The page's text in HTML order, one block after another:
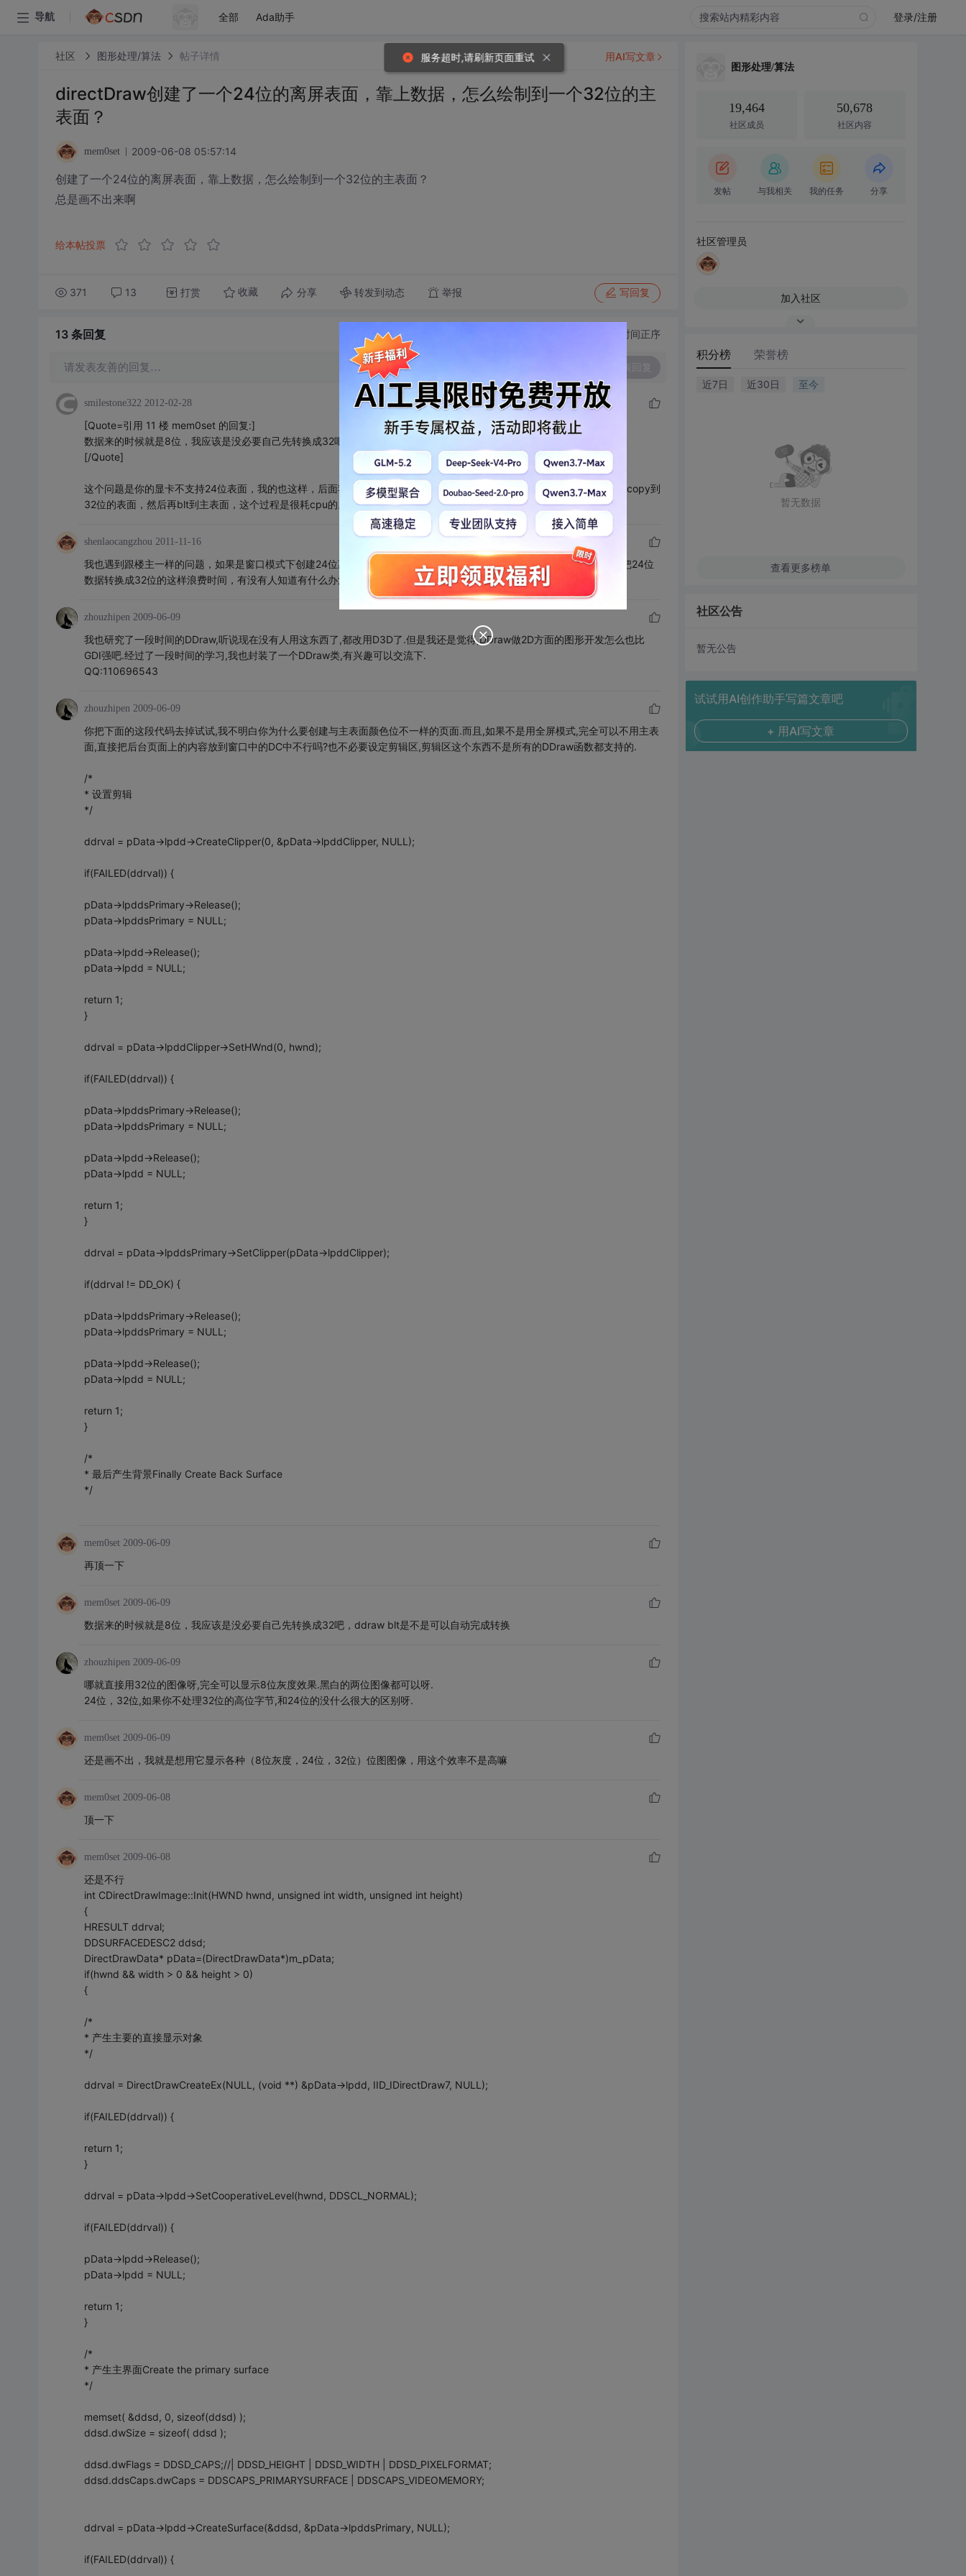
导航 全部 Ada助手 登录/注册
社区 图形处理/算法 帖子详情
directDraw创建了一个24位的离屏表面，靠上数据，怎么绘制到一个32位的主
表面？
mem0set 2009-06-08 05:57:14
创建了一个24位的离屏表面，靠上数据，怎么绘制到一个32位的主表面？
总是画不出来啊
给本帖投票
371 13 打赏 收藏 分享 转发到动态 举报 写回复
用AI写文章
13 条回复 切换为时间正序
请发表友善的回复…
smilestone322 2012-02-28
[Quote=引用 11 楼 mem0set 的回复:]
数据来的时候就是8位，我应该是没必要自己先转换成32吧，ddraw blt是不是可以自动完成转换
[/Quote]
这个问题是你的显卡不支持24位表面，我的也这样，后面我将它改成32位表面，能创建成功，但是后面将RGB24 位的数据copy到
32位的表面，然后再blt到主表面，这个过程是很耗cpu的。还不如直接用GDI显示、
shenlaocangzhou 2011-11-16
我也遇到跟楼主一样的问题，如果是窗口模式下创建24位离屏表面，blt到主表面的话显示不支持此项操作，可是我又不想把24位
数据转换成32位的这样浪费时间，有没有人知道有什么办法可以解决？
zhouzhipen 2009-06-09
我也研究了一段时间的DDraw,听说现在没有人用这东西了,都改用D3D了.但是我还是觉得,DDraw做2D方面的图形开发怎么也比
GDI强吧.经过了一段时间的学习,我也封装了一个DDraw类,有兴趣可以交流下.
QQ:110696543
zhouzhipen 2009-06-09
你把下面的这段代码去掉试试,我不明白你为什么要创建与主表面颜色位不一样的页面.而且,如果不是用全屏模式,完全可以不用主表
面,直接把后台页面上的内容放到窗口中的DC中不行吗?也不必要设定剪辑区,剪辑区这个东西不是所有的DDraw函数都支持的.
/*
* 设置剪辑
*/
ddrval = pData->lpdd->CreateClipper(0, &pData->lpddClipper, NULL);
if(FAILED(ddrval)) {
pData->lpddsPrimary->Release();
pData->lpddsPrimary = NULL;
pData->lpdd->Release();
pData->lpdd = NULL;
return 1;
}
ddrval = pData->lpddClipper->SetHWnd(0, hwnd);
if(FAILED(ddrval)) {
pData->lpddsPrimary->Release();
pData->lpddsPrimary = NULL;
pData->lpdd->Release();
pData->lpdd = NULL;
return 1;
}
ddrval = pData->lpddsPrimary->SetClipper(pData->lpddClipper);
if(ddrval != DD_OK) {
pData->lpddsPrimary->Release();
pData->lpddsPrimary = NULL;
pData->lpdd->Release();
pData->lpdd = NULL;
return 1;
}
/*
* 最后产生背景Finally Create Back Surface
*/
mem0set 2009-06-09
再顶一下
mem0set 2009-06-09
数据来的时候就是8位，我应该是没必要自己先转换成32吧，ddraw blt是不是可以自动完成转换
zhouzhipen 2009-06-09
哪就直接用32位的图像呀,完全可以显示8位灰度效果.黑白的两位图像都可以呀.
24位，32位,如果你不处理32位的高位字节,和24位的没什么很大的区别呀.
mem0set 2009-06-09
还是画不出，我就是想用它显示各种（8位灰度，24位，32位）位图图像，用这个效率不是高嘛
mem0set 2009-06-08
顶一下
mem0set 2009-06-08
还是不行
int CDirectDrawImage::Init(HWND hwnd, unsigned int width, unsigned int height)
{
HRESULT ddrval;
DDSURFACEDESC2 ddsd;
DirectDrawData* pData=(DirectDrawData*)m_pData;
if(hwnd && width > 0 && height > 0)
{
/*
* 产生主要的直接显示对象
*/
ddrval = DirectDrawCreateEx(NULL, (void **) &pData->lpdd, IID_IDirectDraw7, NULL);
if(FAILED(ddrval)) {
return 1;
}
ddrval = pData->lpdd->SetCooperativeLevel(hwnd, DDSCL_NORMAL);
if(FAILED(ddrval)) {
pData->lpdd->Release();
pData->lpdd = NULL;
return 1;
}
/*
* 产生主界面Create the primary surface
*/
memset( &ddsd, 0, sizeof(ddsd) );
ddsd.dwSize = sizeof( ddsd );
ddsd.dwFlags = DDSD_CAPS;//| DDSD_HEIGHT | DDSD_WIDTH | DDSD_PIXELFORMAT;
ddsd.ddsCaps.dwCaps = DDSCAPS_PRIMARYSURFACE | DDSCAPS_VIDEOMEMORY;
ddrval = pData->lpdd->CreateSurface(&ddsd, &pData->lpddsPrimary, NULL);
if(FAILED(ddrval)) {
图形处理/算法
19,464
社区成员
50,678
社区内容
发帖 与我相关 我的任务 分享
社区管理员
加入社区
积分榜 荣誉榜
近7日 近30日 至今
暂无数据
查看更多榜单
社区公告
暂无公告
试试用AI创作助手写篇文章吧
+ 用AI写文章
服务超时,请刷新页面重试